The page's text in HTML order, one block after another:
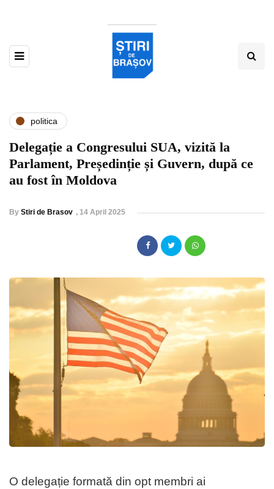
politica
Delegație a Congresului SUA, vizită la
Parlament, Președinție și Guvern, după ce
au fost în Moldova
By Stiri de Brasov , 14 April 2025
O delegație formată din opt membri ai